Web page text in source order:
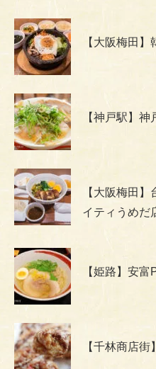
【大阪梅田
【神戸駅】
【大阪梅田
イティうめだ
【姫路】安富
【千林商店